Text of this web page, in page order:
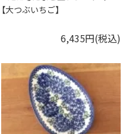
【大つぶいちご】
6,435円(税込)